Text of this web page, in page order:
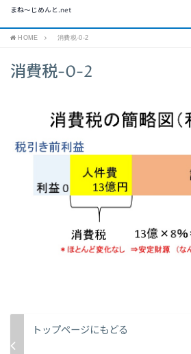
まね～じめんと.net
HOME 消費税-0-2
消費税-0-2
トップページにもどる